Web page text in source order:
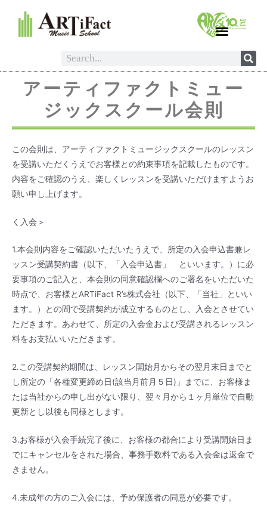
アーティファクトミュー
ジックスクール会則
この会則は、アーティファクトミュージックスクールのレッスン
を受講いただくうえでお客様との約束事項を記載したものです。
内容をご確認のうえ、楽しくレッスンを受講いただけますようお
願い申し上げます。
く入会＞
1.本会則内容をご確認いただいたうえで、所定の入会申込書兼レ
ッスン受講契約書（以下、「入会申込書」 といいます。）に必
要事項のご記入と、本会則の同意確認欄へのご署名をいただいた
時点で、お客様とARTiFact R’s株式会社（以下、「当社」といい
ます。）との間で受講契約が成立するものとし、入会とさせてい
ただきます。あわせて、所定の入会金および受講されるレッスン
料をお支払いいただきます。
2.この受講契約期間は、レッスン開始月からその翌月末日までと
し所定の「各種変更締め日(該当月前月５日)」までに、お客様ま
たは当社からの申し出がない限り、翌々月から１ヶ月単位で自動
更新とし以後も同様とします。
3.お客様が入会手続完了後に、お客様の都合により受講開始日ま
でにキャンセルをされた場合、事務手数料である入会金は返金で
きません。
4.未成年の方のご入会には、予め保護者の同意が必要です。